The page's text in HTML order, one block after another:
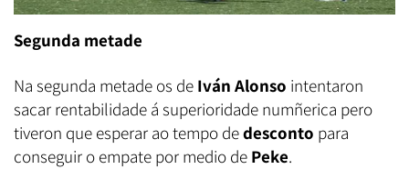
Segunda metade
Na segunda metade os de Iván Alonso intentaron
sacar rentabilidade á superioridade numñerica pero
tiveron que esperar ao tempo dedesconto para
conseguir o empate por medio de Peke.